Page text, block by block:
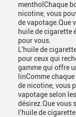
mentholChaque
nicotine, vous
de vapotage.Que
huile de cigarette
pour vous.
L'huile de
pour ceux qui
gamme qui offre
linComme
de nicotine, vous
vapotage selon
désirez.Que vous
l'huile de